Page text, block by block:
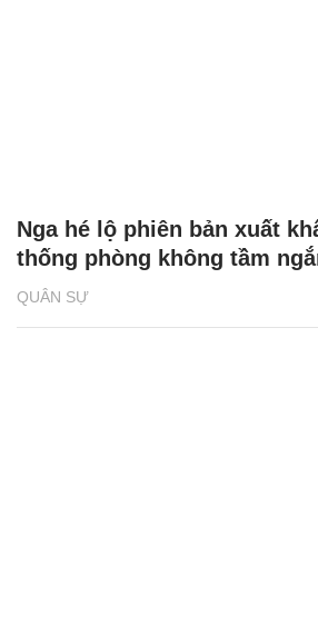
QUÂN SỰ
Nga hé lộ phiên bản xuất
thống phòng không tầm